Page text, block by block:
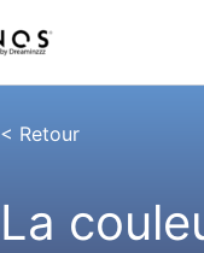
< Retour
La